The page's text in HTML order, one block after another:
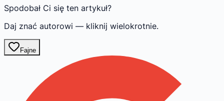
Spodobał Ci się ten artykuł?
Daj znać autorowi — kliknij wielokrotnie.
Fajne